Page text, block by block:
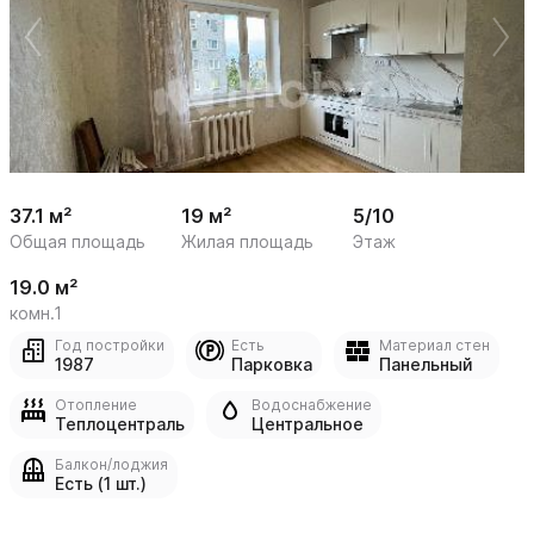
1
/
11
37.1 м²
Общая площадь
19 м²
Жилая площадь
5/10
Этаж
19.0 м²
комн.1
Год постройки
1987
Есть
Парковка
Материал стен
Панельный
Отопление
Теплоцентраль
Водоснабжение
Центральное
Балкон/лоджия
Есть (1 шт.)